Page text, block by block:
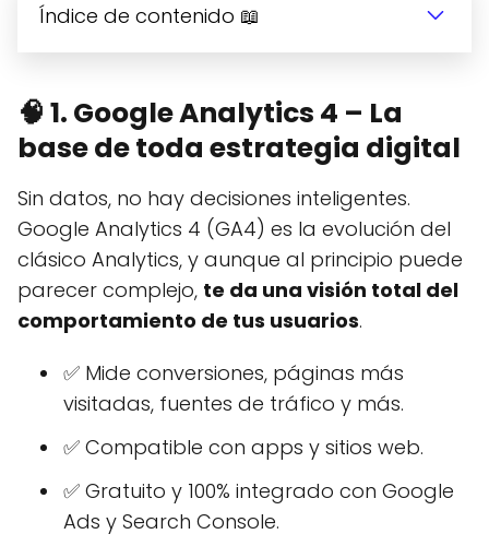
Índice de contenido 📖
🧠 1. Google Analytics 4 – La
base de toda estrategia digital
Sin datos, no hay decisiones inteligentes.
Google Analytics 4 (GA4) es la evolución del
clásico Analytics, y aunque al principio puede
parecer complejo, te da una visión total del
comportamiento de tus usuarios.
✅ Mide conversiones, páginas más
visitadas, fuentes de tráfico y más.
✅ Compatible con apps y sitios web.
✅ Gratuito y 100% integrado con Google
Ads y Search Console.